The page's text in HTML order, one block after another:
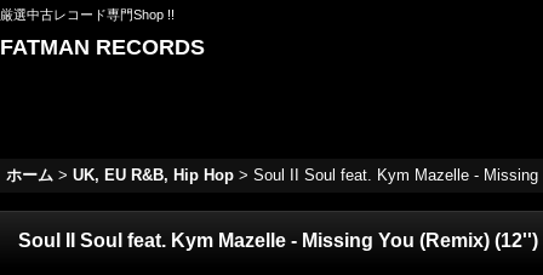
厳選中古レコード専門Shop !!
FATMAN RECORDS
ホーム > UK, EU R&B, Hip Hop > Soul II Soul feat. Kym Mazelle -
Soul II Soul feat. Kym Mazelle - Missing You (Remix)